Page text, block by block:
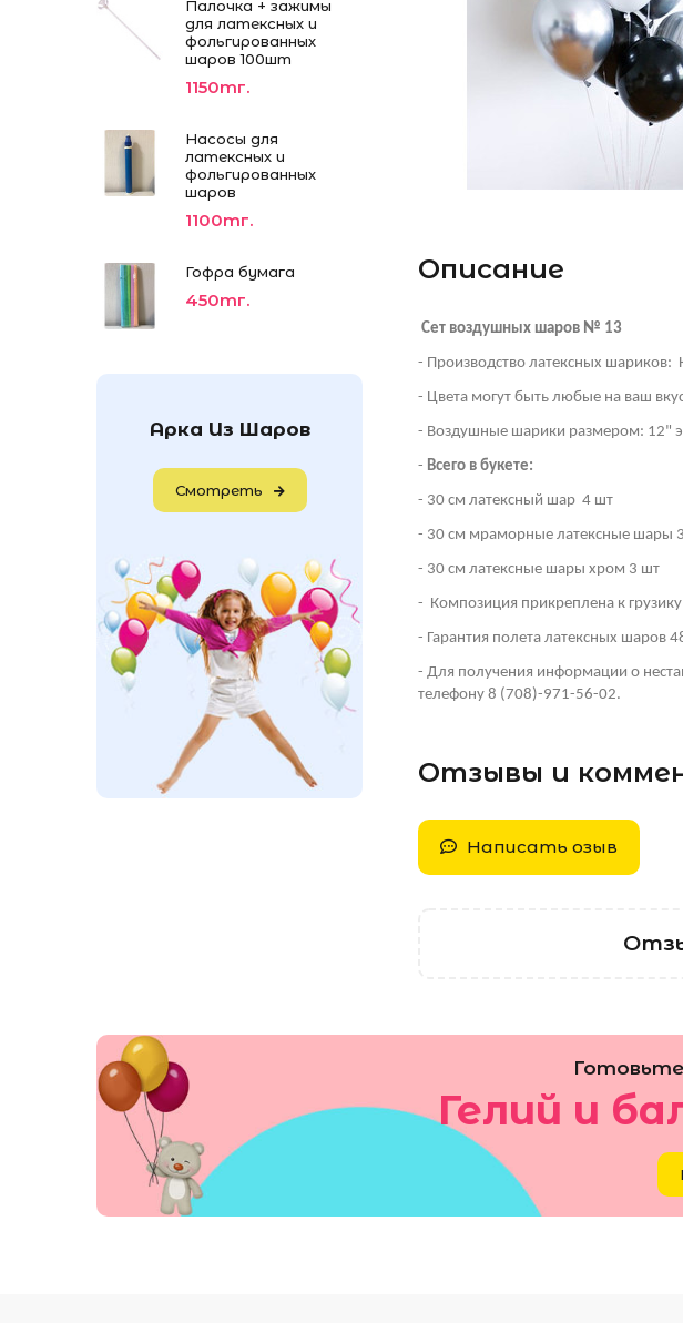
Описание
Сет воздушных шаров № 13
- Производство латексных
- Цвета могут быть любые на ваш
- Воздушные шарики размером: 12"
- Всего в букете:
- 30 см латексный шар 4 шт
- 30 см мраморные латексные шары
- 30 см латексные шары хром 3 шт
- Композиция прикреплена к
- Гарантия полета латексных шаров
- Для получения информации о
телефону 8 (708)-971-56-02.
Отзывы и
Написать озыв
Палочка + зажимы
для латексных и
фольгированных
шаров 100шт
1150тг.
Насосы для
латексных и
фольгированных
шаров
1100тг.
Гофра бумага
450тг.
Арка Из Шаров
Смотреть
Гелий и